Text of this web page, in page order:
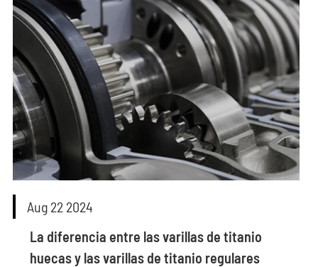
Aug 22 2024
La diferencia entre las varillas de titanio
huecas y las varillas de titanio regulares